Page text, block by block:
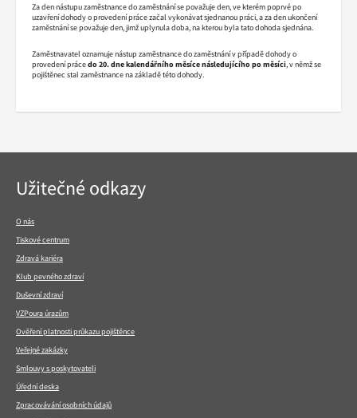
Za den nástupu zaměstnance do zaměstnání se považuje den, ve kterém poprvé po
uzavření dohody o provedení práce začal vykonávat sjednanou práci, a za den ukončení
zaměstnání se považuje den, jimž uplynula doba, na kterou byla tato dohoda sjednána.
Zaměstnavatel oznamuje nástup zaměstnance do zaměstnání v případě dohody o
provedení prácedo 20. dne kalendářního měsíce následujícího po měsíci, v němž se
pojištěnec stal zaměstnance na základě této dohody.
Navigace
v
Užitečné odkazy
O nás
Tiskové centrum
Zdravá kariéra
Klub pevného zdraví
Duševní zdraví
VZPoura úrazům
Ověření platnosti průkazu pojištěnce
Veřejné zakázky
Smlouvy s poskytovateli
Úřední deska
Zpracovávání osobních údajů